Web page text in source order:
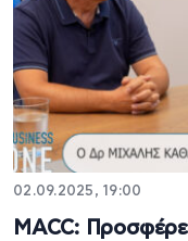
02.09.2025, 19:00
ΜACC: